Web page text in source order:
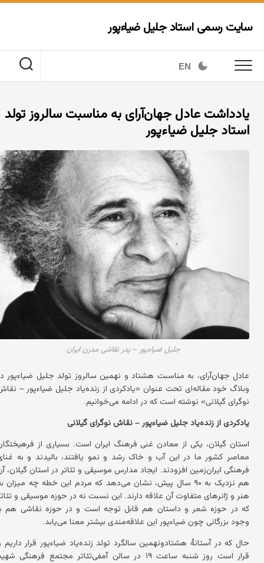
Skip
content
سایت رسمی استاد جلیل ضیاءپور
EN
یادداشت عادل جهان‌آرای به مناسبت سالروز تولد
استاد جلیل ضیاءپور
جلیل ضیاءپور – پدر نقاشی مدرن ایران
عادل جهان‌آرای، به مناسبت هشتاد و نهمین سالروز تولد جلیل ضیاءپور
وبلاگ خود مقاله‌ای تحت عنوان «یادکردی از زنده‌یاد جلیل ضیاءپور –
نوگرای گیلانی» نوشته است که در ادامه می‌خوانیم.
یادکردی از زنده‌یاد جلیل ضیاءپور – نقاش نوگرای گیلانی
استان گیلان، یکی از معادن غنی فرهنگ ایران است. بسیاری از
معاصر کشور ما در این آب و خاک رشد و نمو یافتند، بالیدند و به
فرهنگی ایران‌زمین افزودند. ایجاد مدارس موسیقی و تئاتر در استان گیلان،
هم نزدیک به ۹۰ سال پیش، نشان می‌دهد که مردم این خطه چه میزان
هنر و ژانرهای متفاوت آن علاقه دارند. این نسبت نه در حوزه موسیقی و
که در حوزه شعر و داستان هم قابل توجه است و در حوزه نقاشی هم
وجود بزرگانی چون ضیاءپور این علاقه‌مندی بیشتر معنا می‌یابد.
حال که در آستانهٔ هشتادونهمین سالگرد تولد زنده‌یاد ضیاءپور قرار داریم
قرار است روز شنبه ساعت ۱۹ در سالن آمفی‌تئاتر مجتمع فرهنگی